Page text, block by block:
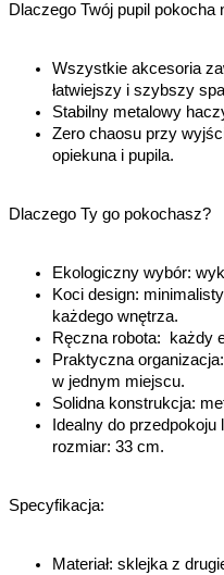
Dlaczego Twój pupil
Wszystkie akcesoria
łatwiejszy i szybszy
Stabilny metalowy
Zero chaosu przy
opiekuna i pupila.
Dlaczego Ty go pokochasz?
Ekologiczny wybór:
Koci design:
każdego wnętrza.
Ręczna robota: każdy
Praktyczna
w jednym miejscu.
Solidna konstrukcja:
Idealny do
rozmiar: 33 cm.
Specyfikacja:
Materiał: sklejka z